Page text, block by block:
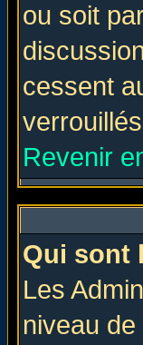
ou soit
cessent
Revenir
Qui sont
Les
niveau